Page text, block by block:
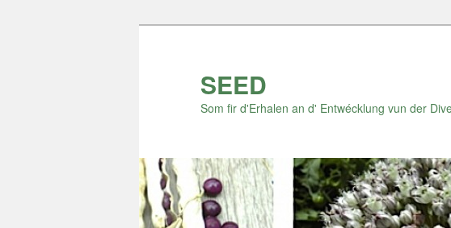
SEED
Som fir d'Erhalen an d' Entwécklung vun der